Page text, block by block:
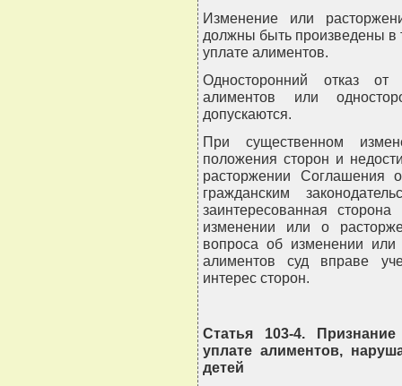
Изменение или
должны быть произведены
уплате алиментов.
Односторонний отказ
алиментов или
допускаются.
При существенном
положения сторон и
расторжении Соглашения
гражданским
заинтересованная
изменении или о
вопроса об изменении
алиментов суд вправе
интерес сторон.
Статья 103-4.
уплате алиментов,
детей